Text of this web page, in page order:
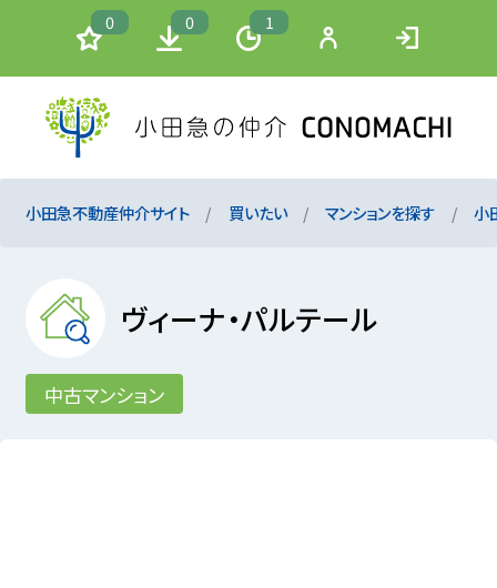
0 0 1
小田急不動産仲介サイト 買いたい マンションを探す 小
ヴィーナ・パルテール
中古マンション